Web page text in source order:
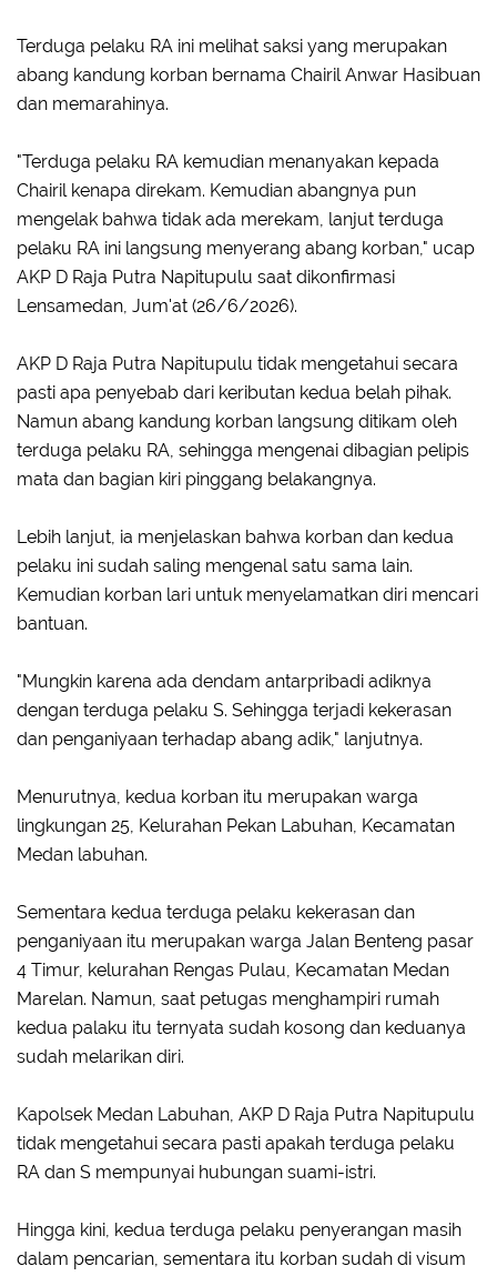
Terduga pelaku RA ini melihat saksi yang merupakan
abang kandung korban bernama Chairil Anwar Hasibuan
dan memarahinya.
"Terduga pelaku RA kemudian menanyakan kepada
Chairil kenapa direkam. Kemudian abangnya pun
mengelak bahwa tidak ada merekam, lanjut terduga
pelaku RA ini langsung menyerang abang korban," ucap
AKP D Raja Putra Napitupulu saat dikonfirmasi
Lensamedan, Jum'at (26/6/2026).
AKP D Raja Putra Napitupulu tidak mengetahui secara
pasti apa penyebab dari keributan kedua belah pihak.
Namun abang kandung korban langsung ditikam oleh
terduga pelaku RA, sehingga mengenai dibagian pelipis
mata dan bagian kiri pinggang belakangnya.
Lebih lanjut, ia menjelaskan bahwa korban dan kedua
pelaku ini sudah saling mengenal satu sama lain.
Kemudian korban lari untuk menyelamatkan diri mencari
bantuan.
"Mungkin karena ada dendam antarpribadi adiknya
dengan terduga pelaku S. Sehingga terjadi kekerasan
dan penganiyaan terhadap abang adik," lanjutnya.
Menurutnya, kedua korban itu merupakan warga
lingkungan 25, Kelurahan Pekan Labuhan, Kecamatan
Medan labuhan.
Sementara kedua terduga pelaku kekerasan dan
penganiyaan itu merupakan warga Jalan Benteng pasar
4 Timur, kelurahan Rengas Pulau, Kecamatan Medan
Marelan. Namun, saat petugas menghampiri rumah
kedua palaku itu ternyata sudah kosong dan keduanya
sudah melarikan diri.
Kapolsek Medan Labuhan, AKP D Raja Putra Napitupulu
tidak mengetahui secara pasti apakah terduga pelaku
RA dan S mempunyai hubungan suami-istri.
Hingga kini, kedua terduga pelaku penyerangan masih
dalam pencarian, sementara itu korban sudah di visum